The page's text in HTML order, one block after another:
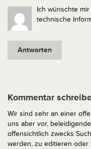
Ich wünschte
technische
Antworten
Kommentar
Wir sind sehr an einer
uns aber vor,
offensichtlich zwecks
werden, zu editieren